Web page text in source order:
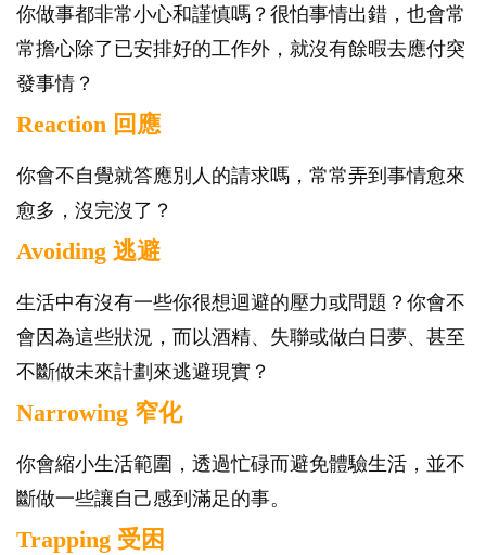
你做事都非常小心和謹慎嗎？很怕事情出錯，也會常
常擔心除了已安排好的工作外，就沒有餘暇去應付突
發事情？
Reaction 回應
你會不自覺就答應別人的請求嗎，常常弄到事情愈來
愈多，沒完沒了？
Avoiding 逃避
生活中有沒有一些你很想迴避的壓力或問題？你會不
會因為這些狀況，而以酒精、失聯或做白日夢、甚至
不斷做未來計劃來逃避現實？
Narrowing 窄化
你會縮小生活範圍，透過忙碌而避免體驗生活，並不
斷做一些讓自己感到滿足的事。
Trapping 受困